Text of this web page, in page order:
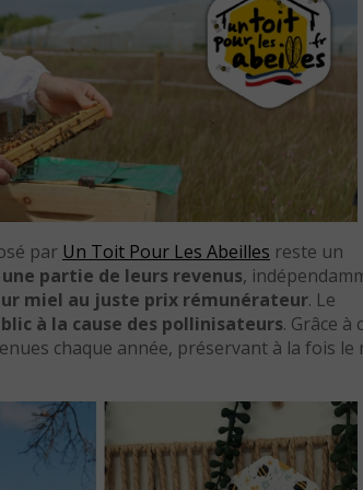
par Un Toit Pour Les Abeilles reste un
partie de leurs revenus,
miel au juste prix rémunérateur. Le
à la cause des pollinisateurs. Grâce à
chaque année, préservant à la fois le